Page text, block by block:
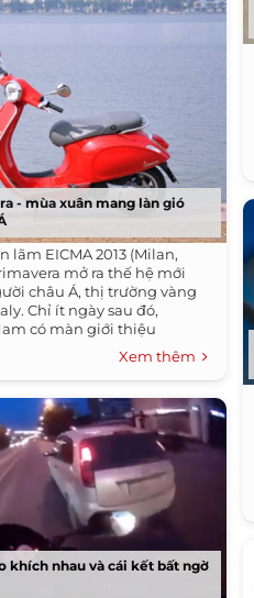
- mùa xuân mang làn gió
lãm EICMA 2013 (Milan,
mở ra thế hệ mới
châu Á, thị trường vàng
Chỉ ít ngày sau đó,
có màn giới thiệu
Xem thêm
khích nhau và cái kết bất ngờ